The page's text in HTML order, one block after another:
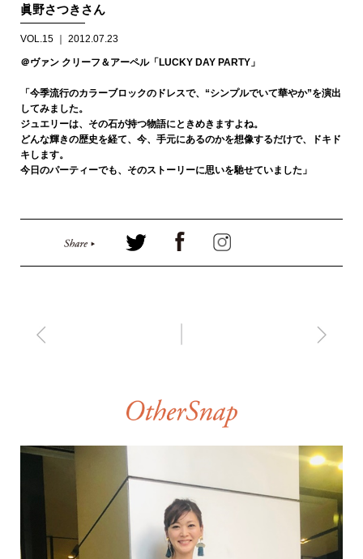
眞野さつきさん
VOL.15 ｜ 2012.07.23
＠ヴァン クリーフ＆アーペル「LUCKY DAY PARTY」
「今季流行のカラーブロックのドレスで、“シンプルでいて華やか”を演出
してみました。
ジュエリーは、その石が持つ物語にときめきますよね。
どんな輝きの歴史を経て、今、手元にあるのかを想像するだけで、ドキド
キします。
今日のパーティーでも、そのストーリーに思いを馳せていました」